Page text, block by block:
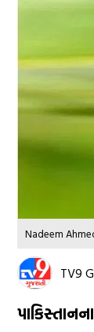
Nadeem
TV9